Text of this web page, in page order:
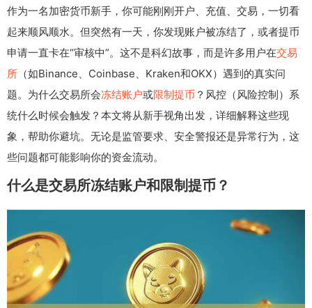
作为一名加密货币新手，你可能刚刚开户、充值、交易，一切看
起来顺风顺水。但突然有一天，你发现账户被冻结了，或者提币
申请一直卡在“审核中”。这不是科幻故事，而是许多用户在交易
所 （如Binance、Coinbase、Kraken和OKX）遇到的真实问
题。为什么交易所会冻结账户或限制提币 ？风控（风险控制）系
统什么时候会触发？本文将从新手视角出发，详细解释这些现
象，帮助你避坑。无论是监管要求、安全警报还是异常行为，这
些问题都可能影响你的资金流动。
什么是交易所冻结账户和限制提币？